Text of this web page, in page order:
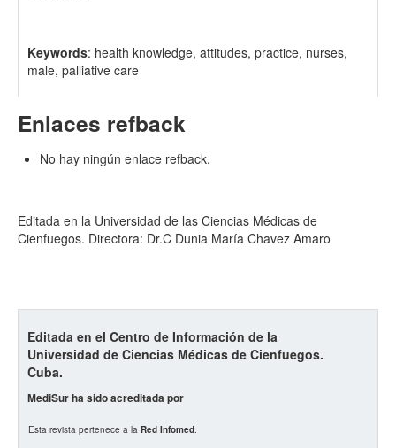
Keywords: health knowledge, attitudes, practice, nurses,
male, palliative care
Enlaces refback
No hay ningún enlace refback.
Editada en la Universidad de las Ciencias Médicas de
Cienfuegos. Directora: Dr.C Dunia María Chavez Amaro
Editada en el Centro de Información de la
Universidad de Ciencias Médicas de Cienfuegos.
Cuba.
MediSur ha sido acreditada por
Esta revista pertenece a la Red Infomed.